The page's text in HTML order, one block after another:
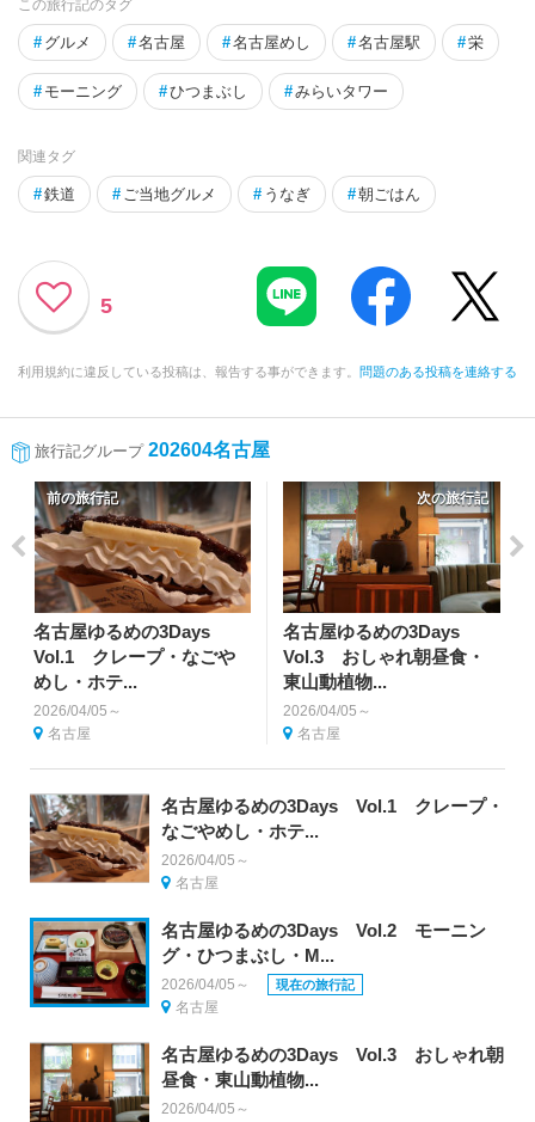
この旅行記のタグ
# グルメ #名古屋 #名古屋めし #名古屋駅 #栄
# モーニング #ひつまぶし #みらいタワー
関連タグ
#鉄道 # ご当地グルメ # うなぎ #朝ごはん
5
利用規約に違反している投稿は、報告する事ができます。 問題のある投稿を連絡する
旅行記グループ 202604名古屋
前の旅行記
名古屋ゆるめの3Days
Vol.1 クレープ・なごや
めし・ホテ...
2026/04/05～
名古屋
次の旅行記
名古屋ゆるめの3Days
Vol.3 おしゃれ朝昼食・
東山動植物...
2026/04/05～
名古屋
名古屋ゆるめの3Days Vol.1 クレープ・
なごやめし・ホテ...
2026/04/05～
名古屋
名古屋ゆるめの3Days Vol.2 モーニン
グ・ひつまぶし・M...
2026/04/05～ 現在の旅行記
名古屋
名古屋ゆるめの3Days Vol.3 おしゃれ朝
昼食・東山動植物...
2026/04/05～